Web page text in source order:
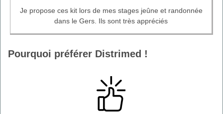
Je propose ces kit lors de mes stages jeûne et randonnée
dans le Gers. Ils sont très appréciés
Pourquoi préférer Distrimed !